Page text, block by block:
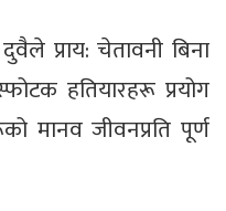
प्राय: चेतावनी बिना
हतियारहरू प्रयोग
मानव जीवनप्रति पूर्ण